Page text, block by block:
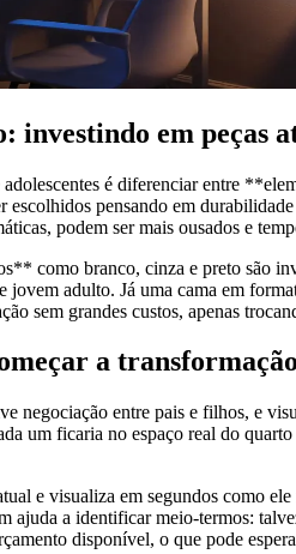
investindo em peças
é diferenciar entre
pensando em
podem ser mais ousados e
como branco, cinza e preto são
adulto. Já uma cama em
sem grandes custos, apenas
a transformação
negociação entre pais e filhos, e
um ficaria no espaço real do
e visualiza em segundos como
ajuda a identificar meio-termos:
disponível, o que pode